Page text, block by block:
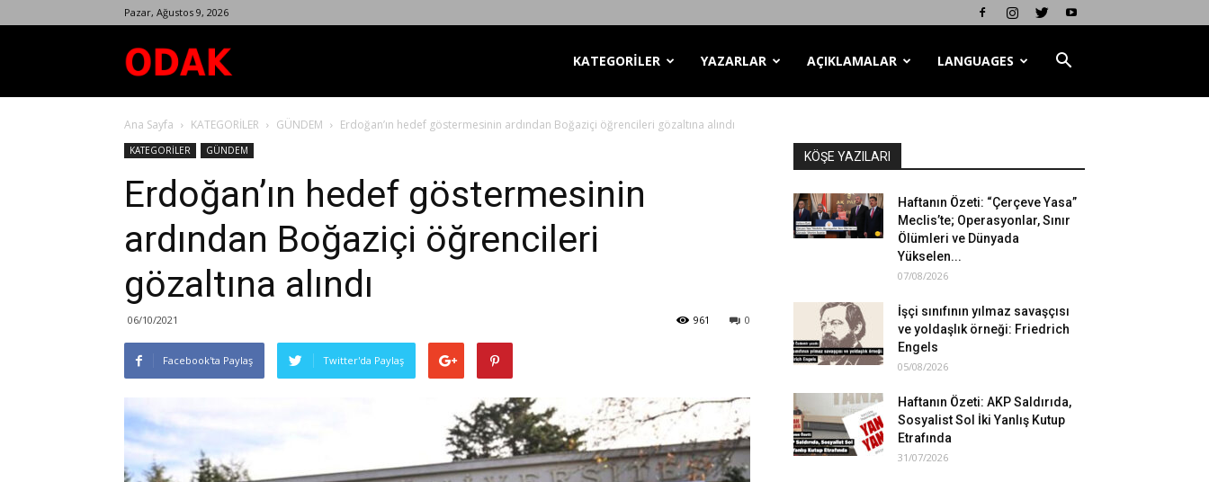
Pazar, Ağustos 9, 2026
Dergisi
KATEGORİLER YAZARLAR AÇIKLAMALAR LANGUAGES
Ana Sayfa KATEGORİLER GÜNDEM Erdoğan’ın hedef göstermesinin ardından Boğaziçi öğrencileri gözaltına alındı
KATEGORİLER GÜNDEM
Erdoğan’ın hedef göstermesinin
ardından Boğaziçi öğrencileri
gözaltına alındı
06/10/2021 0
961
Facebook'ta Paylaş Twitter'da Paylaş
KÖŞE YAZILARI
Haftanın Özeti: “Çerçeve Yasa”
Meclis’te; Operasyonlar, Sınır
Ölümleri ve Dünyada
Yükselen...
07/08/2026
İşçi sınıfının yılmaz savaşçısı
ve yoldaşlık örneği: Friedrich
Engels
05/08/2026
Haftanın Özeti: AKP Saldırıda,
Sosyalist Sol İki Yanlış Kutup
Etrafında
31/07/2026